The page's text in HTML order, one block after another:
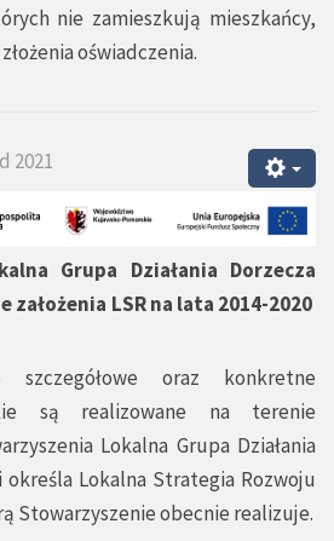
nie zamieszkują mieszkańcy,
oświadczenia.
2021
Grupa Działania Dorzecza
założenia LSR na lata 2014-2020
oraz konkretne
są realizowane na terenie
Lokalna Grupa Działania
określa Lokalna Strategia Rozwoju
Stowarzyszenie obecnie realizuje.